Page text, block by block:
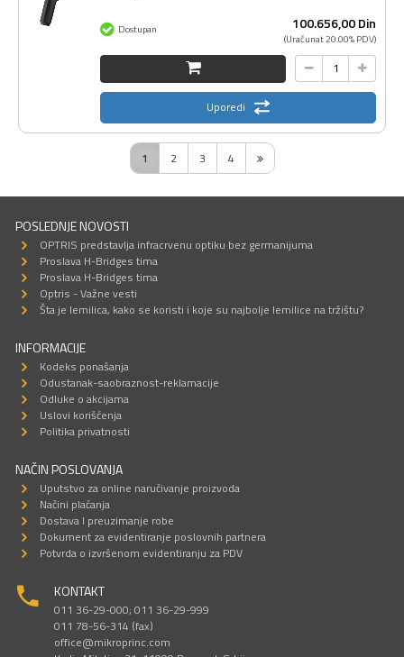
100.656,00Din
(Uračunat 20.00% PDV)
Dostupan
Uporedi
1 2 3 4
POSLEDNJE NOVOSTI
OPTRIS predstavlja infracrvenu optiku bez germanijuma
Proslava H-Bridges tima
Proslava H-Bridges tima
Optris - Važne vesti
Šta je lemilica, kako se koristi i koje su najbolje lemilice na tržištu?
INFORMACIJE
Kodeks ponašanja
Odustanak-saobraznost-reklamacije
Odluke o akcijama
Uslovi korišćenja
Politika privatnosti
NAČIN POSLOVANJA
Uputstvo za online naručivanje proizvoda
Načini plaćanja
Dostava I preuzimanje robe
Dokument za evidentiranje poslovnih partnera
Potvrda o izvršenom evidentiranju za PDV
KONTAKT
011 36-29-000; 011 36-29-999
011 78-56-314 (fax)
office@mikroprinc.com